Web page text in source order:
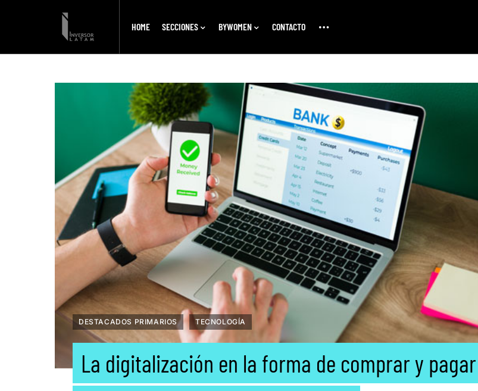
HOME SECCIONES BYWOMEN CONTACTO
DESTACADOS PRIMARIOS TECNOLOGÍA
La digitalización en la forma de comprar y